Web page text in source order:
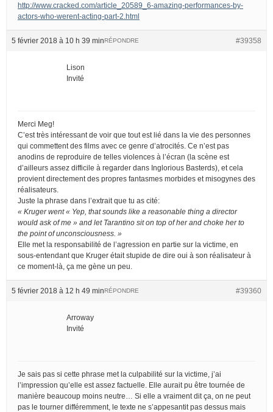
http://www.cracked.com/article_20589_6-amazing-performances-by-
actors-who-werent-acting-part-2.html
5 février 2018 à 10 h 39 min #39358
RÉPONDRE
Lison
Invité
Merci Meg!
C’est très intéressant de voir que tout est lié dans la vie des personnes
qui commettent des films avec ce genre d’atrocités. Ce n’est pas
anodins de reproduire de telles violences à l’écran (la scène est
d’ailleurs assez difficile à regarder dans Inglorious Basterds), et cela
provient directement des propres fantasmes morbides et misogynes des
réalisateurs.
Juste la phrase dans l’extrait que tu as cité:
« Kruger went « Yep, that sounds like a reasonable thing a director
would ask of me » and let Tarantino sit on top of her and choke her to
the point of unconsciousness. »
Elle met la responsabilité de l’agression en partie sur la victime, en
sous-entendant que Kruger était stupide de dire oui à son réalisateur à
ce moment-là, ça me gène un peu.
5 février 2018 à 12 h 49 min #39360
RÉPONDRE
Arroway
Invité
Je sais pas si cette phrase met la culpabilité sur la victime, j’ai
l’impression qu’elle est assez factuelle. Elle aurait pu être tournée de
manière beaucoup moins neutre… Si elle a vraiment dit ça, on ne peut
pas le tourner différemment, le texte ne s’appesantit pas dessus mais